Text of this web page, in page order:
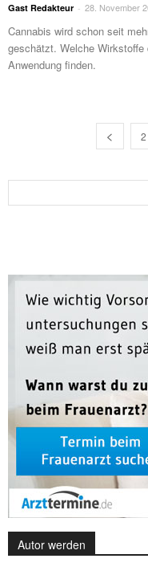
Gast Redakteur - 28. November
Cannabis wird schon seit
geschätzt. Welche
Anwendung finden.
2
Autor werden